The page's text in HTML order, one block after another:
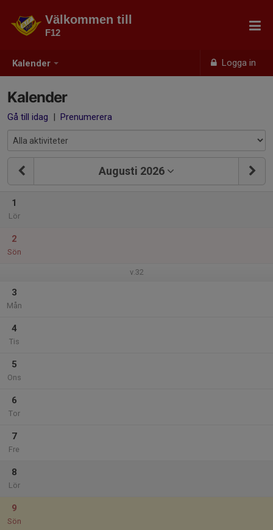
Kalender Logga in
Välkommen till
F12
Kalender
Gå till idag | Prenumerera
Augusti 2026
1
Lör
2
Sön
v.32
3
Mån
4
Tis
5
Ons
6
Tor
7
Fre
8
Lör
9
Sön